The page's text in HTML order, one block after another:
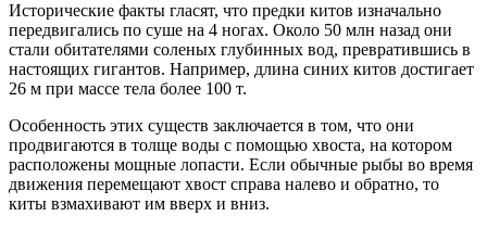
Исторические факты гласят, что предки китов изначально
передвигались по суше на 4 ногах. Около 50 млн назад они
стали обитателями соленых глубинных вод, превратившись в
настоящих гигантов. Например, длина синих китов достигает
26 м при массе тела более 100 т.
Особенность этих существ заключается в том, что они
продвигаются в толще воды с помощью хвоста, на котором
расположены мощные лопасти. Если обычные рыбы во время
движения перемещают хвост справа налево и обратно, то
киты взмахивают им вверх и вниз.